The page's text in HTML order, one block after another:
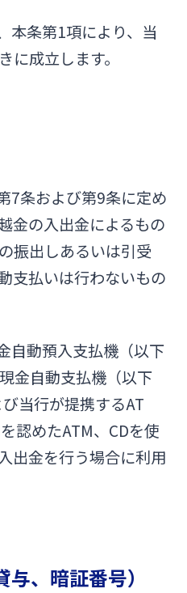
さま
本条第1項により、当
に成立します。
7条および第9条に定め
金の入出金によるもの
振出しあるいは引受
支払いは行わないもの
自動預入支払機（以下
金自動支払機（以下
び当行が提携するAT
認めたATM、CDを使
出金を行う場合に利用
、暗証番号）